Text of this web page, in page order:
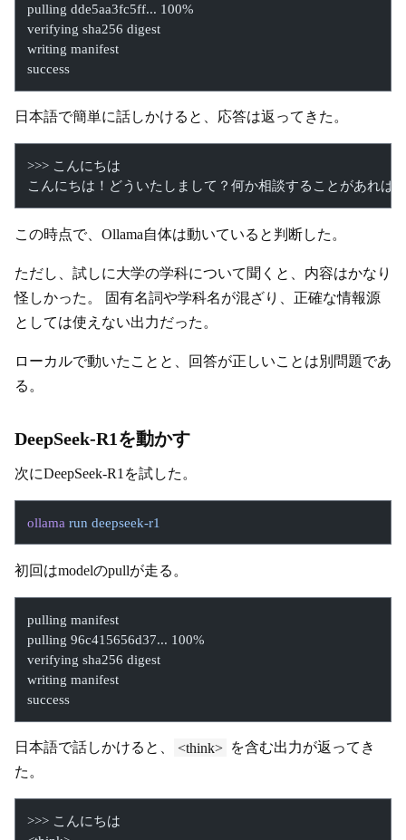
pulling dde5aa3fc5ff... 100%
verifying sha256 digest
writing manifest
success
日本語で簡単に話しかけると、応答は返ってきた。
>>> こんにちは
こんにちは！どういたしまして？何か相談することがあれば
この時点で、Ollama自体は動いていると判断した。
ただし、試しに大学の学科について聞くと、内容はかなり
怪しかった。 固有名詞や学科名が混ざり、正確な情報源
としては使えない出力だった。
ローカルで動いたことと、回答が正しいことは別問題であ
る。
DeepSeek-R1を動かす
次にDeepSeek-R1を試した。
ollama run deepseek-r1
初回はmodelのpullが走る。
pulling manifest
pulling 96c415656d37... 100%
verifying sha256 digest
writing manifest
success
日本語で話しかけると、 <think> を含む出力が返ってき
た。
>>> こんにちは